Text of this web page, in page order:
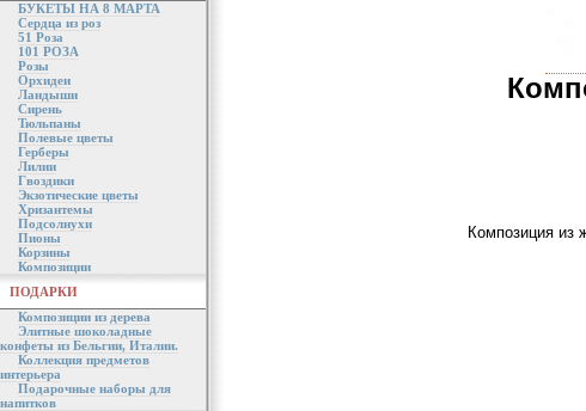
БУКЕТЫ НА 8 МАРТА
Сердца из роз
51 Роза
101 РОЗА
Розы
Орхидеи
Ландыши
Сирень
Тюльпаны
Полевые цветы
Герберы
Лилии
Гвоздики
Экзотические цветы
Хризантемы
Подсолнухи
Пионы
Корзины
Композиции
ПОДАРКИ
Композиции из дерева
Элитные шоколадные
конфеты из Бельгии, Италии.
Коллекция предметов
интерьера
Подарочные наборы для
напитков
Композиция из